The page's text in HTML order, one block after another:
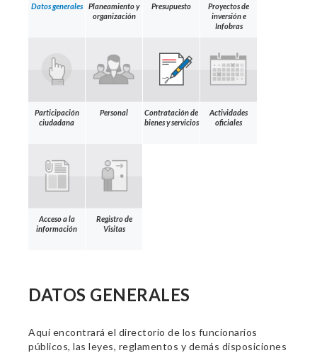
Datos generales
Planeamiento y
organización
Presupuesto
Proyectos de
inversión e
Infobras
Participación
ciudadana
Personal
Contratación de
bienes y servicios
Actividades
oficiales
Acceso a la
información
Registro de
Visitas
DATOS GENERALES
Aquí encontrará el directorio de los funcionarios
públicos, las leyes, reglamentos y demás disposiciones